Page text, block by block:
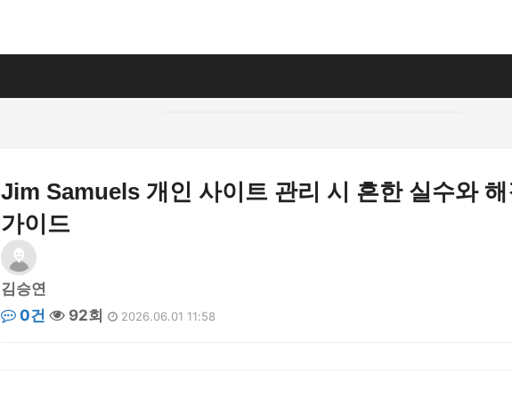
Jim Samuels 개인 사이트 관리 시 흔한 실수와
가이드
김승연
0건
92회 2026.06.01 11:58